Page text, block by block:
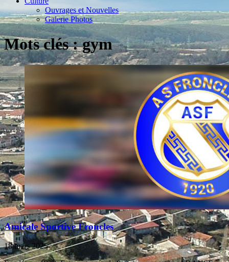
Ouvrages et Nouvelles
Galerie Photos
Mots clés : gym
Amicale Sportive Froncles
18 mars 2025